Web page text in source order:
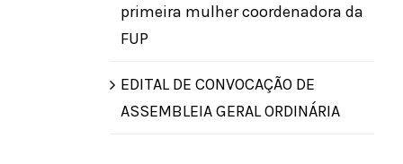
primeira mulher coordenadora da
FUP
EDITAL DE CONVOCAÇÃO DE
ASSEMBLEIA GERAL ORDINÁRIA